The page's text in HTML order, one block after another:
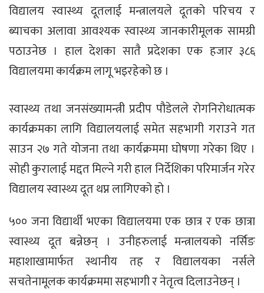
विद्यालय स्वास्थ्य दूतलाई मन्त्रालयले दूतको परिचय र
ब्याचका अलावा आवश्यक स्वास्थ्य जानकारीमूलक सामग्री
पठाउनेछ । हाल देशका सातै प्रदेशका एक हजार ३८६
विद्यालयमा कार्यक्रम लागू भइरहेको छ ।
स्वास्थ्य तथा जनसंख्यामन्त्री प्रदीप पौडेलले रोगनिरोधात्मक
कार्यक्रमका लागि विद्यालयलाई समेत सहभागी गराउने गत
साउन २७ गते योजना तथा कार्यक्रममा घोषणा गरेका थिए ।
सोही कुरालाई मद्दत मिल्ने गरी हाल निर्देशिका परिमार्जन गरेर
विद्यालय स्वास्थ्य दूत थप्न लागिएको हो ।
५०० जना विद्यार्थी भएका विद्यालयमा एक छात्र र एक छात्रा
स्वास्थ्य दूत बन्नेछन् । उनीहरुलाई मन्त्रालयको नर्सिङ
महाशाखामार्फत स्थानीय तह र विद्यालयका नर्सले
सचतेनामूलक कार्यक्रममा सहभागी र नेतृत्व दिलाउनेछन् ।